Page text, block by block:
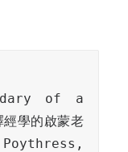
of a
學的啟蒙老